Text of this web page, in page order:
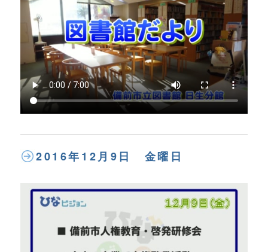
2016年12月9日 金曜日